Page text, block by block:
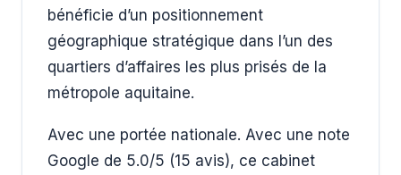
bénéficie d’un positionnement
géographique stratégique dans l’un des
quartiers d’affaires les plus prisés de la
métropole aquitaine.
Avec une portée nationale. Avec une note
Google de 5.0/5 (15 avis), ce cabinet